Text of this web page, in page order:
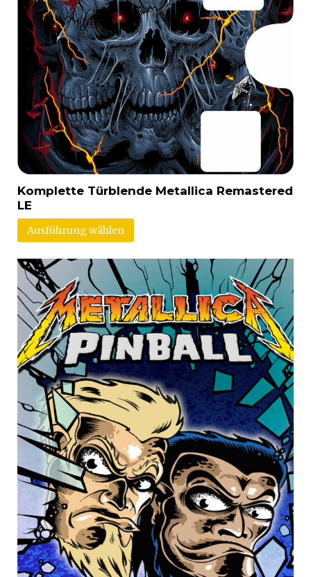
Komplette Türblende Metallica Remastered
LE
Ausführung wählen